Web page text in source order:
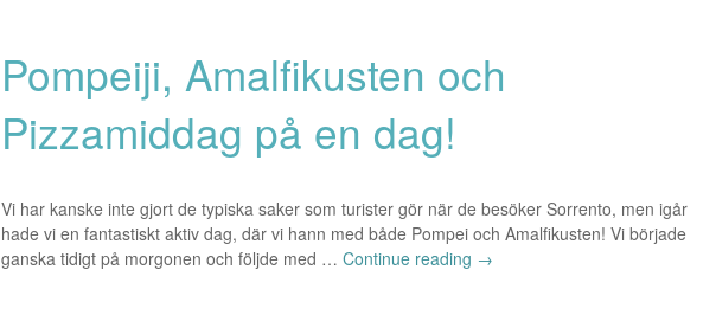
Pompeiji, Amalfikusten och
Pizzamiddag på en dag!
Vi har kanske inte gjort de typiska saker som turister gör när de besöker Sorrento, men igår
hade vi en fantastiskt aktiv dag, där vi hann med både Pompei och Amalfikusten! Vi började
ganska tidigt på morgonen och följde med … Continue reading →